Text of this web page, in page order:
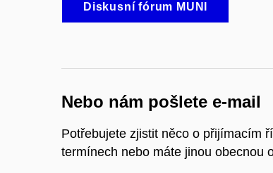
Diskusní fórum MUNI
Nebo nám pošlete e-mail
Potřebujete zjistit něco o přijímacím
termínech nebo máte jinou obecnou